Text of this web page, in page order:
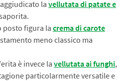
lavellutata di patate e
posto figura la crema di carote
meno classico ma
è invece la vellutata ai funghi,
particolarmente versatile e